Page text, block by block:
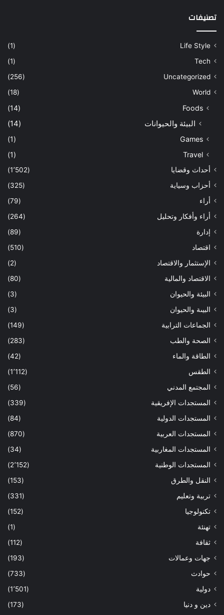
تصنيفات
Life Style
(1)
Tech
(1)
Uncategorized
(256)
World
(18)
Foods
(14)
البيئة والحيوانات (14)
Games
(1)
Travel
(1)
أحداث وقضايا
(1٬502)
أحزاب وسياية
(325)
أراء
(79)
أراء وأفكار وتحليل
(264)
إدارة
(89)
اقتصاد
(510)
الإستثمار والاقتصاد
(2)
الاقتصاد والمالية
(80)
البيئة والحيوان
(3)
البيىة والحيوان
(3)
الجماعات الترابية
(149)
الصحة والطب
(283)
الطاقة والماء
(42)
الطقس
(1٬112)
المجتمع المدني
(56)
المستجدات الإفريقية
(339)
المستجدات الدولية
(84)
المستجدات العربية
(870)
المستجدات المغاربية
(34)
المستجدات الوطنية
(2٬152)
النقل والطرق
(153)
تربية وتعليم
(331)
تكنولوجيا
(152)
تهنئة
(1)
ثقافة
(112)
جهات وعمالات
(193)
حوادث
(733)
دولية
(1٬501)
دين و دنيا
(173)